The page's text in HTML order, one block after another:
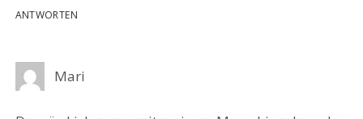
ANTWORTEN
Mari